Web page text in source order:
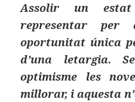
Assolir un estat
representar per
oportunitat única
d’una letargia.
optimisme les
millorar, i aquesta